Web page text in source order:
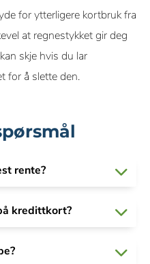
for ytterligere kortbruk fra
at regnestykket gir deg
skje hvis du lar
for å slette den.
rente?
kredittkort?